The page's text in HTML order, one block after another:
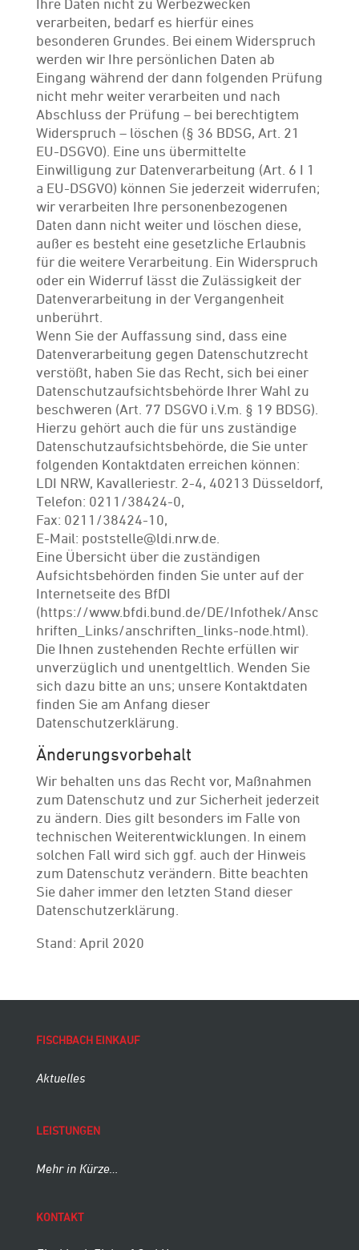
Ihre Daten nicht zu Werbezwecken
verarbeiten, bedarf es hierfür eines
besonderen Grundes. Bei einem Widerspruch
werden wir Ihre persönlichen Daten ab
Eingang während der dann folgenden Prüfung
nicht mehr weiter verarbeiten und nach
Abschluss der Prüfung – bei berechtigtem
Widerspruch – löschen (§ 36 BDSG, Art. 21
EU-DSGVO). Eine uns übermittelte
Einwilligung zur Datenverarbeitung (Art. 6 I 1
a EU-DSGVO) können Sie jederzeit widerrufen;
wir verarbeiten Ihre personenbezogenen
Daten dann nicht weiter und löschen diese,
außer es besteht eine gesetzliche Erlaubnis
für die weitere Verarbeitung. Ein Widerspruch
oder ein Widerruf lässt die Zulässigkeit der
Datenverarbeitung in der Vergangenheit
unberührt.
Wenn Sie der Auffassung sind, dass eine
Datenverarbeitung gegen Datenschutzrecht
verstößt, haben Sie das Recht, sich bei einer
Datenschutzaufsichtsbehörde Ihrer Wahl zu
beschweren (Art. 77 DSGVO i.V.m. § 19 BDSG).
Hierzu gehört auch die für uns zuständige
Datenschutzaufsichtsbehörde, die Sie unter
folgenden Kontaktdaten erreichen können:
LDI NRW, Kavalleriestr. 2-4, 40213 Düsseldorf,
Telefon: 0211/38424-0,
Fax: 0211/38424-10,
E-Mail: poststelle@ldi.nrw.de.
Eine Übersicht über die zuständigen
Aufsichtsbehörden finden Sie unter auf der
Internetseite des BfDI
(https://www.bfdi.bund.de/DE/Infothek/Ansc
hriften_Links/anschriften_links-node.html).
Die Ihnen zustehenden Rechte erfüllen wir
unverzüglich und unentgeltlich. Wenden Sie
sich dazu bitte an uns; unsere Kontaktdaten
finden Sie am Anfang dieser
Datenschutzerklärung.
Änderungsvorbehalt
Wir behalten uns das Recht vor, Maßnahmen
zum Datenschutz und zur Sicherheit jederzeit
zu ändern. Dies gilt besonders im Falle von
technischen Weiterentwicklungen. In einem
solchen Fall wird sich ggf. auch der Hinweis
zum Datenschutz verändern. Bitte beachten
Sie daher immer den letzten Stand dieser
Datenschutzerklärung.
Stand: April 2020
FISCHBACH EINKAUF
Aktuelles
LEISTUNGEN
Mehr in Kürze…
KONTAKT